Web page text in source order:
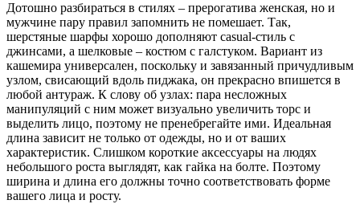
Дотошно разбираться в стилях – прерогатива женская, но и
мужчине пару правил запомнить не помешает. Так,
шерстяные шарфы хорошо дополняют casual-стиль с
джинсами, а шелковые – костюм с галстуком. Вариант из
кашемира универсален, поскольку и завязанный причудливым
узлом, свисающий вдоль пиджака, он прекрасно впишется в
любой антураж. К слову об узлах: пара несложных
манипуляций с ним может визуально увеличить торс и
выделить лицо, поэтому не пренебрегайте ими. Идеальная
длина зависит не только от одежды, но и от ваших
характеристик. Слишком короткие аксессуары на людях
небольшого роста выглядят, как гайка на болте. Поэтому
ширина и длина его должны точно соответствовать форме
вашего лица и росту.